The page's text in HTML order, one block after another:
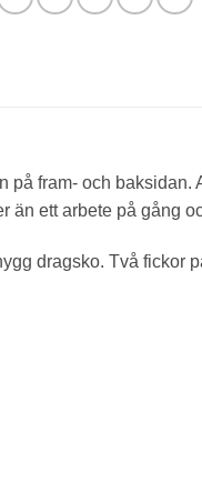
fram- och
än ett arbete på gång
dragsko. Två fickor